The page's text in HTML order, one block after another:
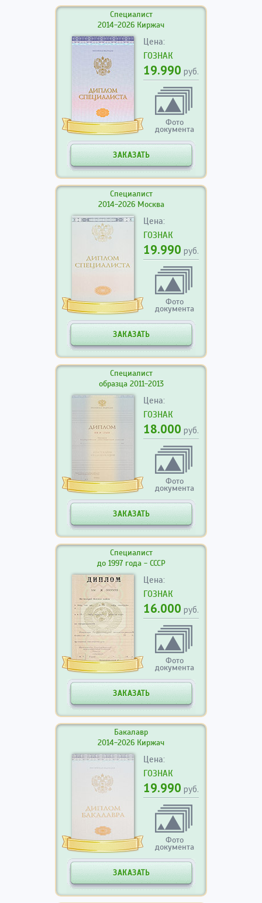
Специалист
2014-2026 Киржач
Цена:
ГОЗНАК
19.990 руб.
Фото
документа
ЗАКАЗАТЬ
Специалист
2014-2026 Москва
Цена:
ГОЗНАК
19.990 руб.
Фото
документа
ЗАКАЗАТЬ
Специалист
образца 2011-2013
Цена:
ГОЗНАК
18.000 руб.
Фото
документа
ЗАКАЗАТЬ
Специалист
до 1997 года - СССР
Цена:
ГОЗНАК
16.000 руб.
Фото
документа
ЗАКАЗАТЬ
Бакалавр
2014-2026 Киржач
Цена:
ГОЗНАК
19.990 руб.
Фото
документа
ЗАКАЗАТЬ